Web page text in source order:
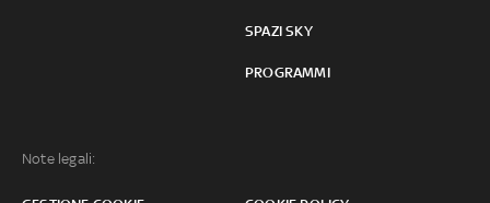
SPAZI SKY
PROGRAMMI
Note legali: